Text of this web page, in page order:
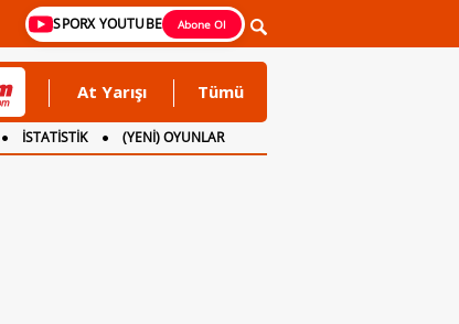
SPORX YOUTUBE Abone Ol
At Yarışı Tümü
İSTATİSTİK
(YENİ) OYUNLAR